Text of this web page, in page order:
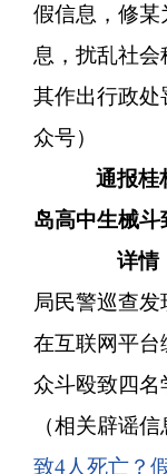
假信息，修
息，扰乱社
其作出行政处
众号）
通报桂
岛高中生械
详情
局民警巡查
在互联网平台
众斗殴致四名
（相关辟谣
致4人死亡？